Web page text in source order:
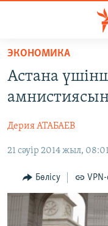
Skip
main
content
to
Navigation
Search
ҚАҢТАР ОҚИҒАСЫ
АДАМ ҚҰҚЫҚТАРЫ
ӘЛЕУМЕТ
ӘЛЕМ
АРНАЙЫ ЖОБАЛАР
ЭКОНОМИКА
Астана
Дерия АТАБАЕВ
21 сәуір 2014 жыл, 08:01
Бөлісу VPN-